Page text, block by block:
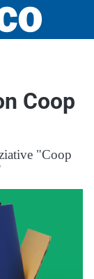
Coop
"Coop